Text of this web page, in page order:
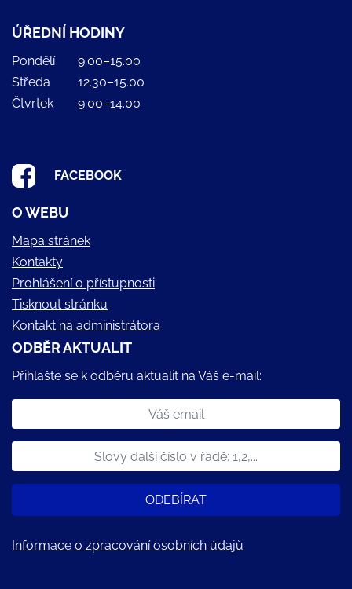
ÚŘEDNÍ HODINY
Pondělí
9.00–15.00
Středa
12.30–15.00
Čtvrtek
9.00–14.00
FACEBOOK
O WEBU
Mapa stránek
Kontakty
Prohlášení o přístupnosti
Tisknout stránku
Kontakt na administrátora
ODBĚR AKTUALIT
Přihlašte se k odběru aktualit na Váš e-mail:
ODEBÍRAT
Informace o zpracování osobních údajů